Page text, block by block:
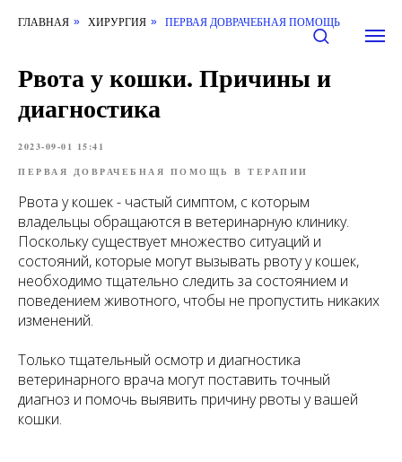
ГЛАВНАЯ » ХИРУРГИЯ » ПЕРВАЯ ДОВРАЧЕБНАЯ ПОМОЩЬ
Рвота у кошки. Причины и
диагностика
2023-09-01 15:41
ПЕРВАЯ ДОВРАЧЕБНАЯ ПОМОЩЬ В ТЕРАПИИ
Рвота у кошек - частый симптом, с которым
владельцы обращаются в ветеринарную клинику.
Поскольку существует множество ситуаций и
состояний, которые могут вызывать рвоту у кошек,
необходимо тщательно следить за состоянием и
поведением животного, чтобы не пропустить никаких
изменений.
Только тщательный осмотр и диагностика
ветеринарного врача могут поставить точный
диагноз и помочь выявить причину рвоты у вашей
кошки.